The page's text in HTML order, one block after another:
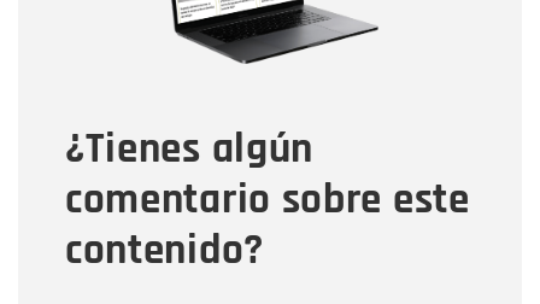
¿Tienes algún
comentario sobre este
contenido?
Tipo de comentario
Mensaje